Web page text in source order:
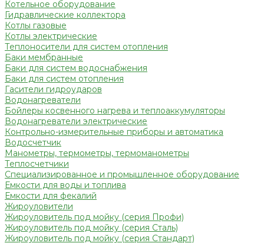
Котельное оборудование
Гидравлические коллектора
Котлы газовые
Котлы электрические
Теплоносители для систем отопления
Баки мембранные
Баки для систем водоснабжения
Баки для систем отопления
Гасители гидроударов
Водонагреватели
Бойлеры косвенного нагрева и теплоаккумуляторы
Водонагреватели электрические
Контрольно-измерительные приборы и автоматика
Водосчетчик
Манометры, термометры, термоманометры
Теплосчетчики
Специализированное и промышленное оборудование
Емкости для воды и топлива
Емкости для фекалий
Жироуловители
Жироуловитель под мойку (серия Профи)
Жироуловитель под мойку (серия Сталь)
Жироуловитель под мойку (серия Стандарт)